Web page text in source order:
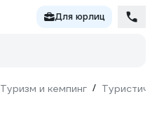
Для юрлиц
Туризм и кемпинг /